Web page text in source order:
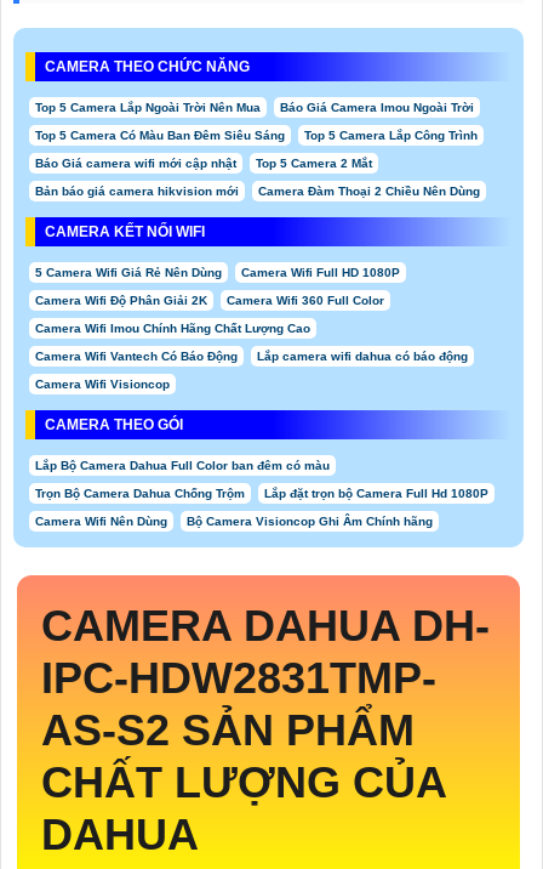
CAMERA THEO CHỨC NĂNG
Top 5 Camera Lắp Ngoài Trời Nên Mua Báo Giá Camera Imou Ngoài Trời
Top 5 Camera Có Màu Ban Đêm Siêu Sáng Top 5 Camera Lắp Công Trình
Báo Giá camera wifi mới cập nhật Top 5 Camera 2 Mắt
Bản báo giá camera hikvision mới Camera Đàm Thoại 2 Chiều Nên Dùng
CAMERA KẾT NỐI WIFI
5 Camera Wifi Giá Rẻ Nên Dùng Camera Wifi Full HD 1080P
Camera Wifi Độ Phân Giải 2K Camera Wifi 360 Full Color
Camera Wifi Imou Chính Hãng Chất Lượng Cao
Camera Wifi Vantech Có Báo Động Lắp camera wifi dahua có báo động
Camera Wifi Visioncop
CAMERA THEO GÓI
Lắp Bộ Camera Dahua Full Color ban đêm có màu
Trọn Bộ Camera Dahua Chống Trộm Lắp đặt trọn bộ Camera Full Hd 1080P
Camera Wifi Nên Dùng Bộ Camera Visioncop Ghi Âm Chính hãng
CAMERA DAHUA DH-
IPC-HDW2831TMP-
AS-S2 SẢN PHẨM
CHẤT LƯỢNG CỦA
DAHUA